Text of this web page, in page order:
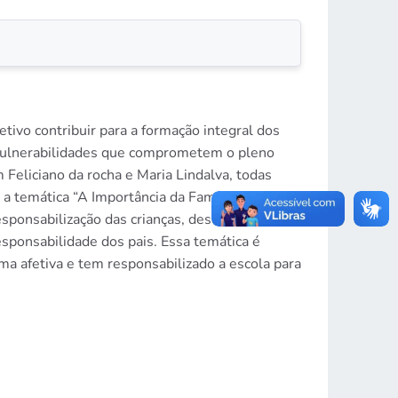
contribuir para a formação integral dos
que comprometem o pleno
da rocha e Maria Lindalva, todas
temática “A Importância da Família na
das crianças, desde o ensino
dos pais. Essa temática é
afetiva e tem responsabilizado a escola para